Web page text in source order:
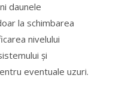
daunele
la schimbarea
nivelului
și
eventuale uzuri.